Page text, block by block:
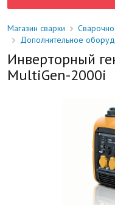
Магазин сварки
Дополнительное
Инверторный
MultiGen-2000i